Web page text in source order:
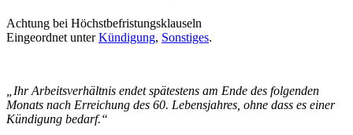
Achtung bei Höchstbefristungsklauseln
Eingeordnet unterKündigung, Sonstiges.
„Ihr Arbeitsverhältnis endet spätestens am Ende des folgenden
Monats nach Erreichung des 60. Lebensjahres, ohne dass es einer
Kündigung bedarf.“